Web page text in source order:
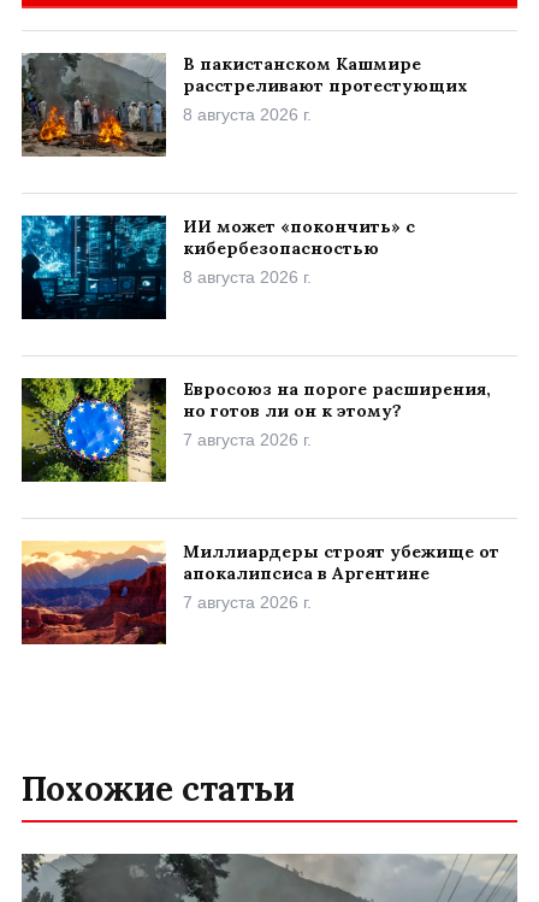
В пакистанском Кашмире
расстреливают протестующих
8 августа 2026 г.
ИИ может «покончить» с
кибербезопасностью
8 августа 2026 г.
Евросоюз на пороге расширения,
но готов ли он к этому?
7 августа 2026 г.
Миллиардеры строят убежище от
апокалипсиса в Аргентине
7 августа 2026 г.
Похожие статьи